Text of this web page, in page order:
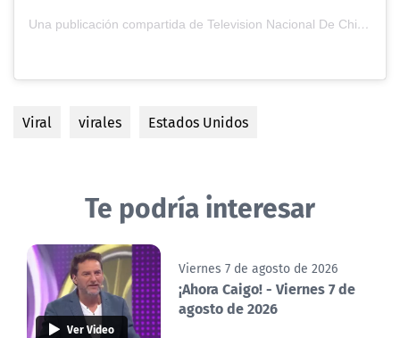
Una publicación compartida de Television Nacional De Chile (@tvn)
Viral virales Estados Unidos
Te podría interesar
Ver Video
Viernes 7 de agosto de 2026
¡Ahora Caigo! - Viernes 7 de
agosto de 2026